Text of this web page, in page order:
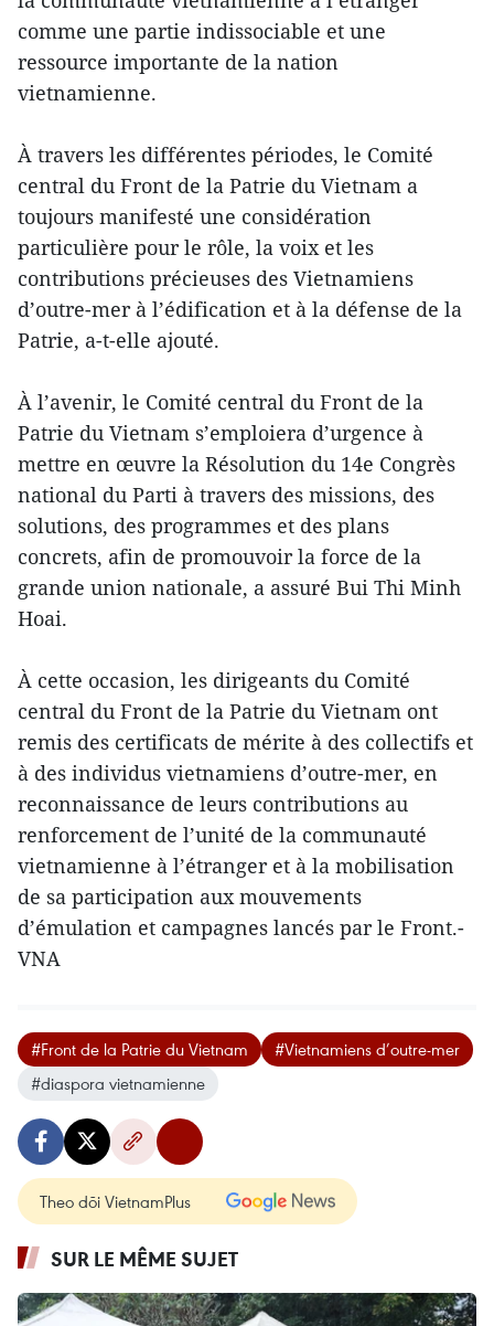
comme une partie indissociable et une
ressource importante de la nation
vietnamienne.
À travers les différentes périodes, le Comité
central du Front de la Patrie du Vietnam a
toujours manifesté une considération
particulière pour le rôle, la voix et les
contributions précieuses des Vietnamiens
d’outre-mer à l’édification et à la défense de la
Patrie, a-t-elle ajouté.
À l’avenir, le Comité central du Front de la
Patrie du Vietnam s’emploiera d’urgence à
mettre en œuvre la Résolution du 14e Congrès
national du Parti à travers des missions, des
solutions, des programmes et des plans
concrets, afin de promouvoir la force de la
grande union nationale, a assuré Bui Thi Minh
Hoai.
À cette occasion, les dirigeants du Comité
central du Front de la Patrie du Vietnam ont
remis des certificats de mérite à des collectifs et
à des individus vietnamiens d’outre-mer, en
reconnaissance de leurs contributions au
renforcement de l’unité de la communauté
vietnamienne à l’étranger et à la mobilisation
de sa participation aux mouvements
d’émulation et campagnes lancés par le Front.-
VNA
#Front de la Patrie du Vietnam
#Vietnamiens d’outre-mer
#diaspora vietnamienne
Theo dõi VietnamPlus
SUR LE MÊME SUJET